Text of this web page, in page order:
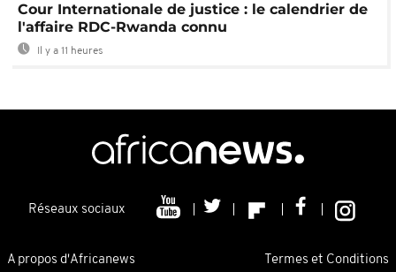
Cour Internationale de justice : le calendrier de
l'affaire RDC-Rwanda connu
Il y a 11 heures
Réseaux sociaux
A propos d'Africanews Termes et Conditions